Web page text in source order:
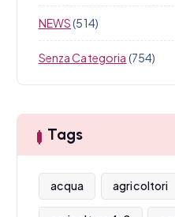
NEWS(514)
Senza Categoria (754)
Tags
acqua agricoltori